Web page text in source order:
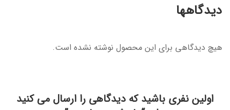
دیدگاهها
هیچ دیدگاهی برای این محصول نوشته نشده است.
اولین نفری باشید که دیدگاهی را ارسال می کنید